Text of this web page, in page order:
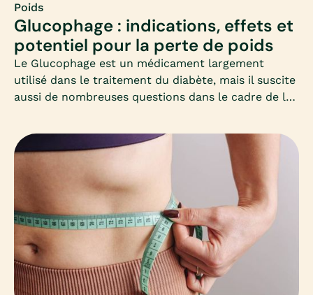
Poids
Glucophage : indications, effets et
potentiel pour la perte de poids
Le Glucophage est un médicament largement
utilisé dans le traitement du diabète, mais il suscite
aussi de nombreuses questions dans le cadre de la
panorama clair et adapté, à destination des femmes
qui souhaitent perdre du poids et s’interrogent sur